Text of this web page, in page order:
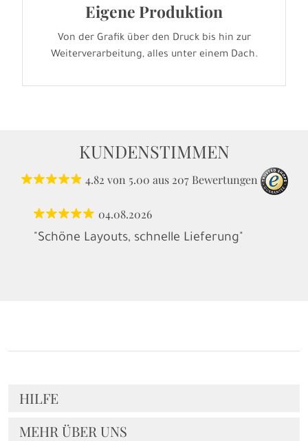
Eigene Produktion
Von der Grafik über den Druck bis hin zur
Weiterverarbeitung, alles unter einem Dach.
KUNDENSTIMMEN
4.82 von 5.00 aus 207 Bewertungen
04.08.2026
"Schöne Layouts, schnelle Lieferung"
HILFE
MEHR ÜBER UNS